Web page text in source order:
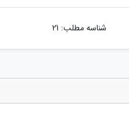
شناسه مطلب: 21